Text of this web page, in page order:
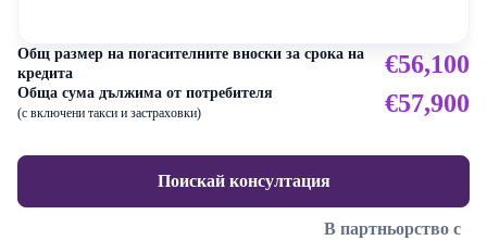
Общ размер на погасителните вноски за срока на
кредита
€56,100
Обща сума дължима от потребителя
(с включени такси и застраховки) €57,900
Поискай консултация
В партньорство с